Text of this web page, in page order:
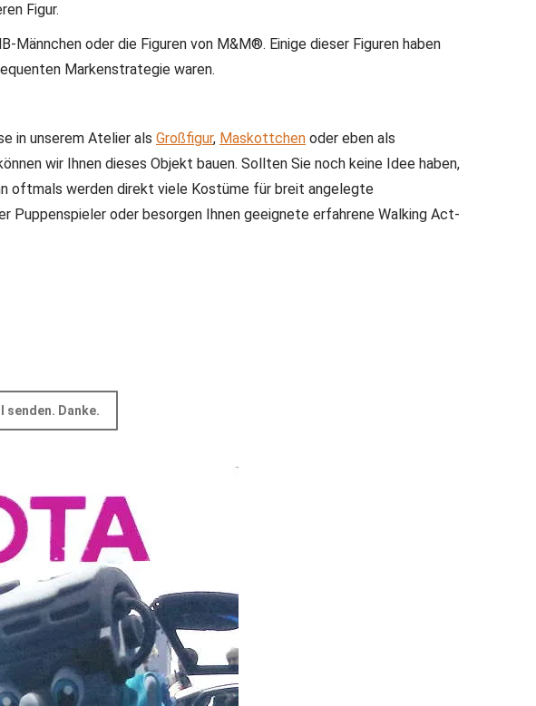
Figur.
Männchen oder die Figuren von M&M®. Einige dieser Figuren haben
Markenstrategie waren.
in unserem Atelier als Großfigur, Maskottchen oder eben als
wir Ihnen dieses Objekt bauen. Sollten Sie noch keine Idee haben,
oftmals werden direkt viele Kostüme für breit angelegte
Puppenspieler oder besorgen Ihnen geeignete erfahrene Walking Act-
senden. Danke.